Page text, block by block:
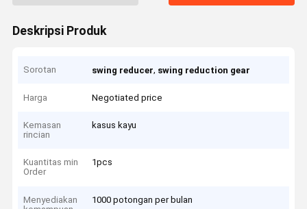
Deskripsi Produk
Sorotan swing reducer, swing reduction gear
Harga Negotiated price
Kemasan
rincian
kasus kayu
Kuantitas min
Order
1pcs
Menyediakan
1000 potongan per bulan